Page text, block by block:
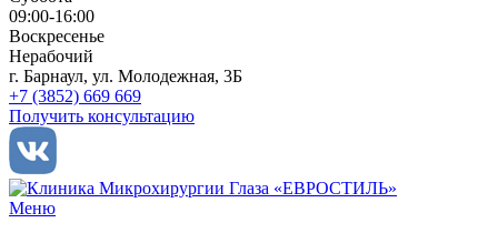
09:00-16:00
Воскресенье
Нерабочий
г. Барнаул, ул. Молодежная, 3Б
+7 (3852) 669 669
Получить консультацию
Меню